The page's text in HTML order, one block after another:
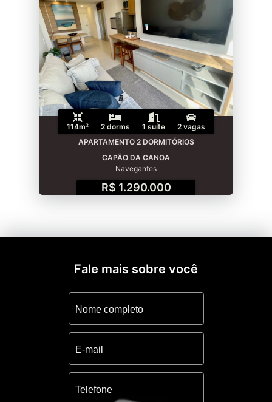
114m² 2 dorms 1 suíte
2 vagas
APARTAMENTO 2 DORMITÓRIOS
CAPÃO DA CANOA
Navegantes
R$ 1.290.000
Fale mais sobre você